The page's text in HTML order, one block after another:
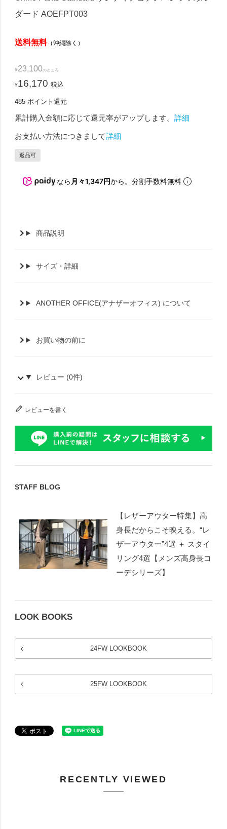
ダード AOEFPT003
送料無料（沖縄除く）
¥23,100のところ
¥16,170 税込
485 ポイント還元
累計購入金額に応じて還元率がアップします。詳細
お支払い方法につきまして詳細
返品可
なら 月々1,347円から。分割手数料無料
商品説明
サイズ・詳細
ANOTHER OFFICE(アナザーオフィス) について
お買い物の前に
レビュー (0件)
レビューを書く
STAFF BLOG
【レザーアウター特集】高
身長だからこそ映える。“レ
ザーアウター”4選 ＋ スタイ
リング4選【メンズ高身長コ
ーデシリーズ】
LOOK BOOKS
24FW LOOKBOOK
25FW LOOKBOOK
RECENTLY VIEWED